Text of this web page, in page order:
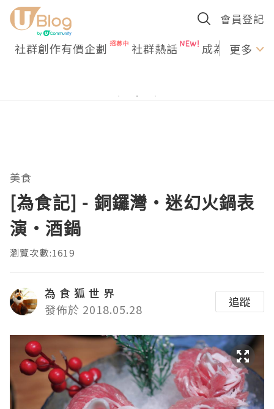
會員登記
社群創作有價企劃 社群熱話 成為U更多
美食
[為食記] - 銅鑼灣‧迷幻火鍋表
演‧酒鍋
瀏覽次數:1619
為 食 狐 世 界
發佈於 2018.05.28
追蹤